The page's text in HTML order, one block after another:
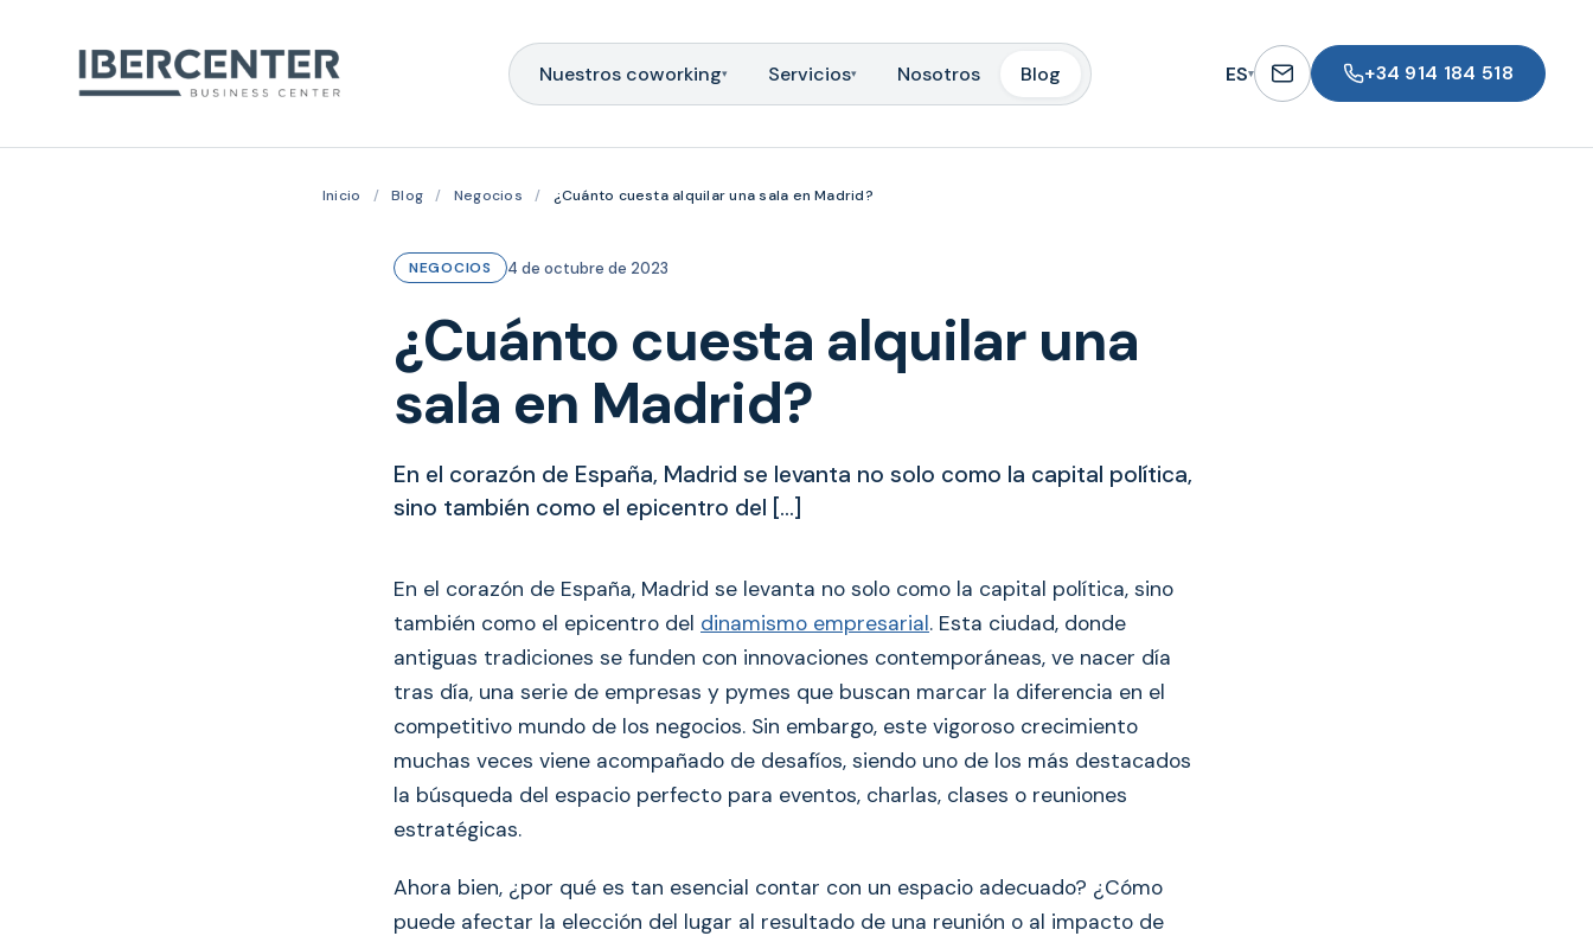
Nuestros coworking▾ Servicios▾ Nosotros Blog ES▾ +34 914 184 518
Inicio / Blog / Negocios / ¿Cuánto cuesta alquilar una sala en Madrid?
NEGOCIOS 4 de octubre de 2023
¿Cuánto cuesta alquilar una
sala en Madrid?
En el corazón de España, Madrid se levanta no solo como la capital política,
sino también como el epicentro del […]
En el corazón de España, Madrid se levanta no solo como la capital política, sino
también como el epicentro del dinamismo empresarial. Esta ciudad, donde
antiguas tradiciones se funden con innovaciones contemporáneas, ve nacer día
tras día, una serie de empresas y pymes que buscan marcar la diferencia en el
competitivo mundo de los negocios. Sin embargo, este vigoroso crecimiento
muchas veces viene acompañado de desafíos, siendo uno de los más destacados
la búsqueda del espacio perfecto para eventos, charlas, clases o reuniones
estratégicas.
Ahora bien, ¿por qué es tan esencial contar con un espacio adecuado? ¿Cómo
puede afectar la elección del lugar al resultado de una reunión o al impacto de